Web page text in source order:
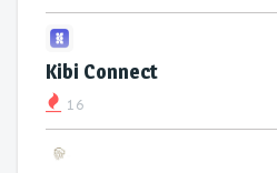
Kibi Connect
16